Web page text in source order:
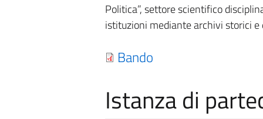
Politica”, settore scientifico
istituzioni mediante archivi storici e
Bando
Istanza di